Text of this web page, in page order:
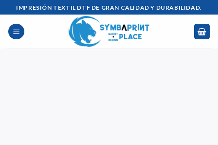
Saltar
al
contenido
IMPRESIÓN TEXTIL DTF DE GRAN CALIDAD Y DURABILIDAD.